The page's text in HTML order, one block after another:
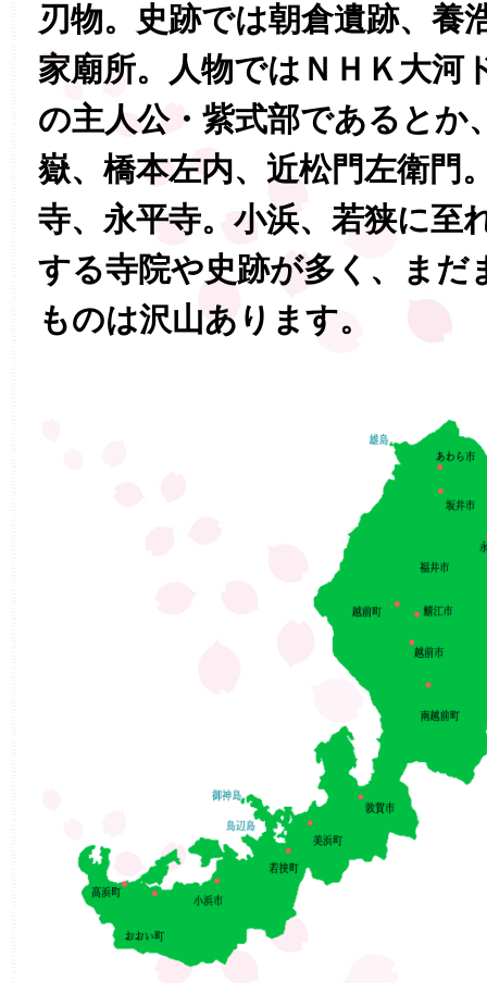
刃物。史跡では朝倉遺跡、養
家廟所。人物ではＮＨＫ大河
の主人公・紫式部であるとか
嶽、橋本左内、近松門左衛門
寺、永平寺。小浜、若狭に至
する寺院や史跡が多く、まだ
ものは沢山あります。